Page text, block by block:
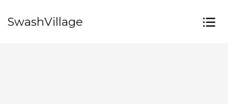
SwashVillage